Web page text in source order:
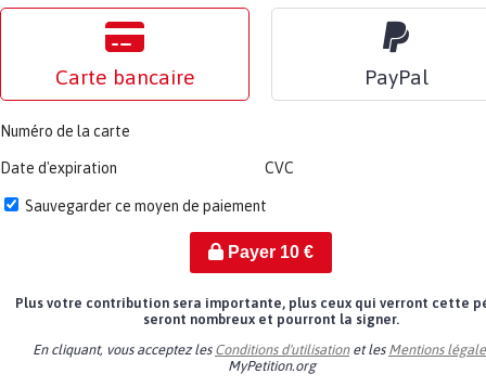
Carte bancaire PayPal
Numéro de la carte
Date d'expiration CVC
Sauvegarder ce moyen de paiement
Payer 10€
Plus votre contribution sera importante, plus ceux qui verront cette
seront nombreux et pourront la signer.
En cliquant, vous acceptez les Conditions d'utilisationet les Mentions
MyPetition.org